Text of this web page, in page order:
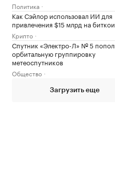
Политика
Как Сэйлор использовал ИИ для
привлечения $15 млрд на
Крипто
Спутник «Электро-Л» № 5
орбитальную группировку
метеоспутников
Общество
Загрузить еще